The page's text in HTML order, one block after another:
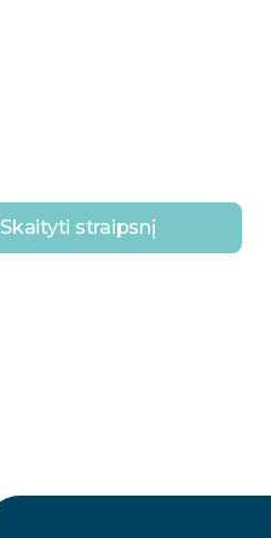
Skaityti straipsnį